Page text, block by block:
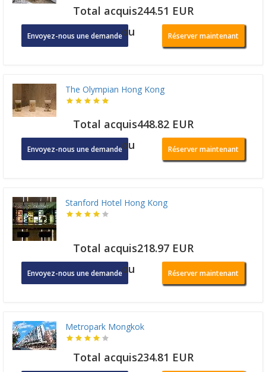
Total acquis244.51 EUR
Envoyez-nous une demandeou Réserver maintenant
The Olympian Hong Kong
Total acquis448.82 EUR
Envoyez-nous une demandeou Réserver maintenant
Stanford Hotel Hong Kong
Total acquis218.97 EUR
Envoyez-nous une demandeou Réserver maintenant
Metropark Mongkok
Total acquis234.81 EUR